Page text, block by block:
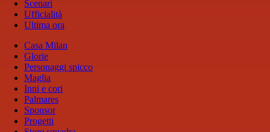
Scenari
Ufficialità
Ultima ora
Casa Milan
Glorie
Personaggi spicco
Maglia
Inni e cori
Palmares
Sponsor
Progetti